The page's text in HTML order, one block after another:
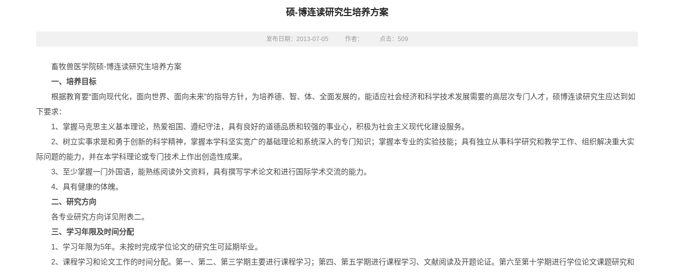
硕-博连读研究生培养方案
发布日期：2013-07-05 作者： 点击： 509
畜牧兽医学院硕-博连读研究生培养方案
一、培养目标
根据教育要“面向现代化，面向世界、面向未来”的指导方针，为培养德、智、体、全面发展的，能适应社会经济和科学技术发展需要的高层次专门人才，硕博连读研究生应达到如
下要求：
1、掌握马克思主义基本理论，热爱祖国、遵纪守法，具有良好的道德品质和较强的事业心，积极为社会主义现代化建设服务。
2、树立实事求是和勇于创新的科学精神，掌握本学科坚实宽广的基础理论和系统深入的专门知识；掌握本专业的实验技能；具有独立从事科学研究和教学工作、组织解决重大实
际问题的能力，并在本学科理论或专门技术上作出创造性成果。
3、至少掌握一门外国语，能熟练阅读外文资料，具有撰写学术论文和进行国际学术交流的能力。
4、具有健康的体魄。
二、研究方向
各专业研究方向详见附表二。
三、学习年限及时间分配
1、学习年限为5年。未按时完成学位论文的研究生可延期毕业。
2、课程学习和论文工作的时间分配。第一、第二、第三学期主要进行课程学习；第四、第五学期进行课程学习、文献阅读及开题论证。第六至第十学期进行学位论文课题研究和